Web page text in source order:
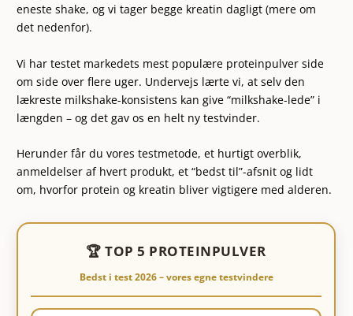
eneste shake, og vi tager begge kreatin dagligt (mere om
det nedenfor).
Vi har testet markedets mest populære proteinpulver side
om side over flere uger. Undervejs lærte vi, at selv den
lækreste milkshake-konsistens kan give “milkshake-lede” i
længden – og det gav os en helt ny testvinder.
Herunder får du vores testmetode, et hurtigt overblik,
anmeldelser af hvert produkt, et “bedst til”-afsnit og lidt
om, hvorfor protein og kreatin bliver vigtigere med alderen.
🏆 TOP 5 PROTEINPULVER
Bedst i test 2026 – vores egne testvindere